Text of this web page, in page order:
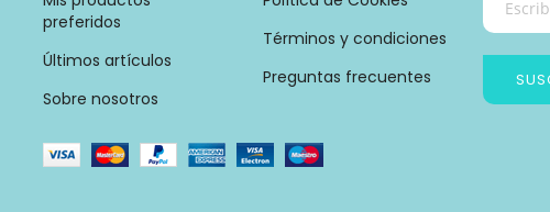
preferidos
Últimos artículos
Sobre nosotros
Términos y condiciones
Preguntas frecuentes